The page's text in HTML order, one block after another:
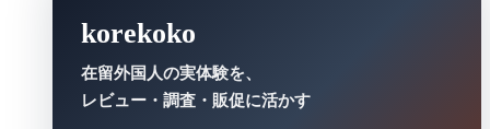
korekoko
在留外国人の実体験を、
レビュー・調査・販促に活かす